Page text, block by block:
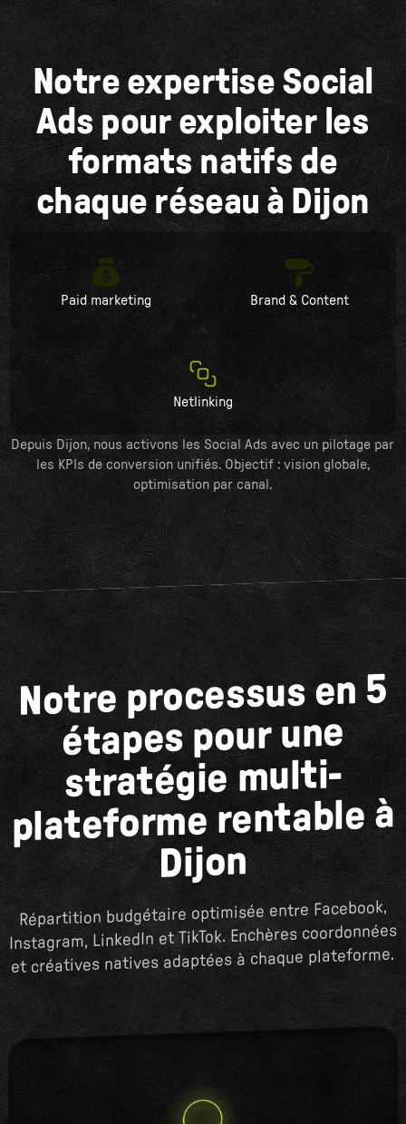
Notre expertise Social
Ads pour exploiter les
formats natifs de
chaque réseau à Dijon
Paid marketing Brand & Content
Netlinking
Depuis Dijon, nous activons les Social Ads avec un pilotage par
les KPIs de conversion unifiés. Objectif : vision globale,
optimisation par canal.
Notre processus en 5
étapes pour une
stratégie multi-
plateforme rentable à
Dijon
Répartition budgétaire optimisée entre Facebook,
Instagram, LinkedIn et TikTok. Enchères coordonnées
et créatives natives adaptées à chaque plateforme.